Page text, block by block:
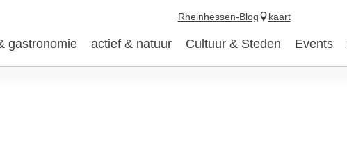
gastronomie actief & natuur Cultuur & Steden Events
Rheinhessen-Blog kaart